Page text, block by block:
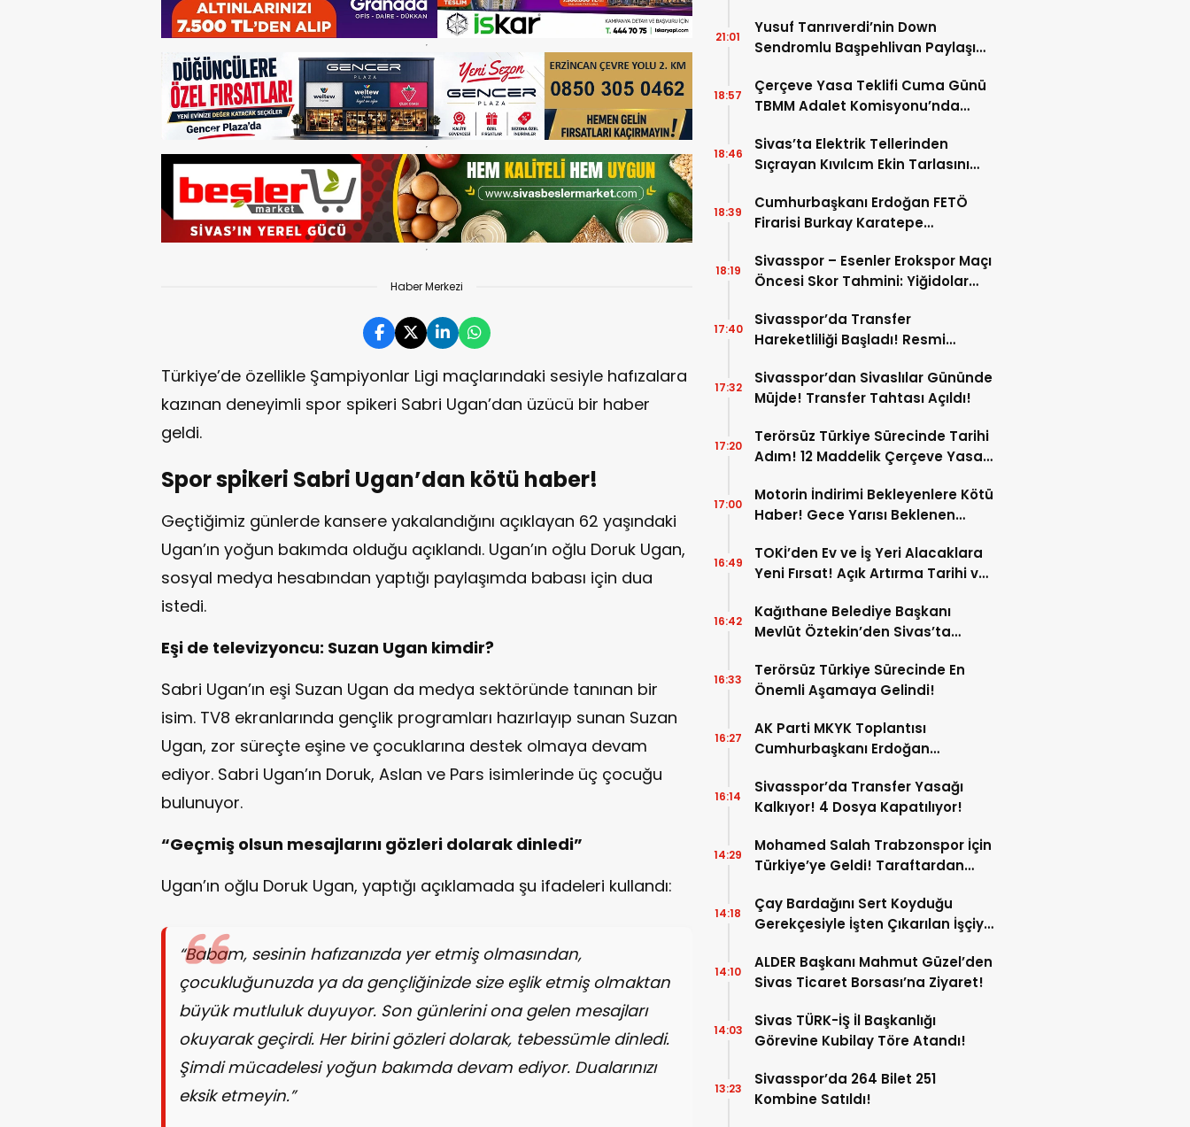
Haber Merkezi
Türkiye’de özellikle Şampiyonlar Ligi maçlarındaki sesiyle hafızalara
kazınan deneyimli spor spikeri Sabri Ugan’dan üzücü bir haber
geldi.
Spor spikeri Sabri Ugan’dan kötü haber!
Geçtiğimiz günlerde kansere yakalandığını açıklayan 62 yaşındaki
Ugan’ın yoğun bakımda olduğu açıklandı. Ugan’ın oğlu Doruk Ugan,
sosyal medya hesabından yaptığı paylaşımda babası için dua
istedi.
Eşi de televizyoncu: Suzan Ugan kimdir?
Sabri Ugan’ın eşi Suzan Ugan da medya sektöründe tanınan bir
isim. TV8 ekranlarında gençlik programları hazırlayıp sunan Suzan
Ugan, zor süreçte eşine ve çocuklarına destek olmaya devam
ediyor. Sabri Ugan’ın Doruk, Aslan ve Pars isimlerinde üç çocuğu
bulunuyor.
“Geçmiş olsun mesajlarını gözleri dolarak dinledi”
Ugan’ın oğlu Doruk Ugan, yaptığı açıklamada şu ifadeleri kullandı:
“Babam, sesinin hafızanızda yer etmiş olmasından,
çocukluğunuzda ya da gençliğinizde size eşlik etmiş olmaktan
büyük mutluluk duyuyor. Son günlerini ona gelen mesajları
okuyarak geçirdi. Her birini gözleri dolarak, tebessümle dinledi.
Şimdi mücadelesi yoğun bakımda devam ediyor. Dualarınızı
eksik etmeyin.”
Yusuf Tanrıverdi’nin Down
Sendromlu Başpehlivan Paylaşımı
21:01
Çerçeve Yasa Teklifi Cuma Günü
TBMM Adalet Komisyonu’nda
18:57
Sivas’ta Elektrik Tellerinden
Sıçrayan Kıvılcım Ekin Tarlasını
18:46
Cumhurbaşkanı Erdoğan FETÖ
Firarisi Burkay Karatepe
18:39
Sivasspor – Esenler Erokspor Maçı
Öncesi Skor Tahmini: Yiğidolar
18:19
Sivasspor’da Transfer
Hareketliliği Başladı! Resmi
17:40
Sivasspor’dan Sivaslılar Gününde
Müjde! Transfer Tahtası Açıldı!
17:32
Terörsüz Türkiye Sürecinde Tarihi
Adım! 12 Maddelik Çerçeve Yasa
17:20
Motorin İndirimi Bekleyenlere Kötü
Haber! Gece Yarısı Beklenen
17:00
TOKİ’den Ev ve İş Yeri Alacaklara
Yeni Fırsat! Açık Artırma Tarihi ve
16:49
Kağıthane Belediye Başkanı
Mevlüt Öztekin’den Sivas’ta
16:42
Terörsüz Türkiye Sürecinde En
Önemli Aşamaya Gelindi!
16:33
AK Parti MKYK Toplantısı
Cumhurbaşkanı Erdoğan
16:27
Sivasspor’da Transfer Yasağı
Kalkıyor! 4 Dosya Kapatılıyor!
16:14
Mohamed Salah Trabzonspor İçin
Türkiye’ye Geldi! Taraftardan
14:29
Çay Bardağını Sert Koyduğu
Gerekçesiyle İşten Çıkarılan İşçiye
14:18
ALDER Başkanı Mahmut Güzel’den
Sivas Ticaret Borsası’na Ziyaret!
14:10
Sivas TÜRK-İŞ İl Başkanlığı
Görevine Kubilay Töre Atandı!
14:03
Sivasspor’da 264 Bilet 251
Kombine Satıldı!
13:23